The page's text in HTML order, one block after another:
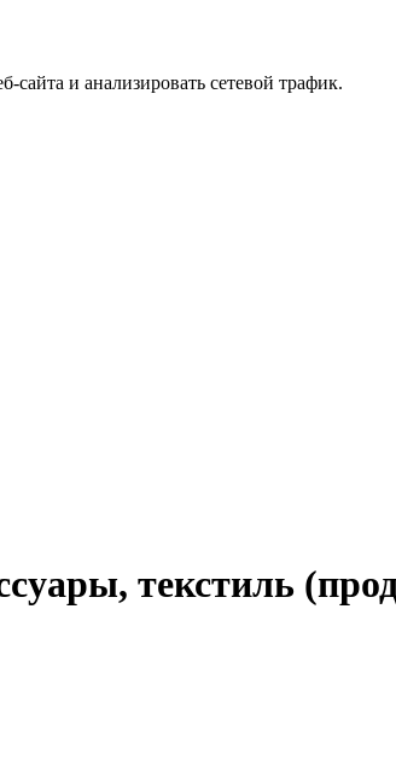
и анализировать сетевой трафик.
текстиль